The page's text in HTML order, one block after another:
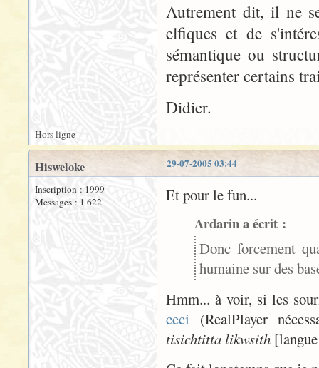
Autrement dit, il ne
elfiques et de
sémantique ou
représenter certains
Didier.
Hors ligne
29-07-2005 03:44
Hisweloke
Inscription : 1999
Messages : 1 622
Et pour le fun...
Ardarin a écrit :
Donc forcement
humaine sur des
Hmm... à voir, si les
ceci (RealPlayer
tisichtitta likwsith